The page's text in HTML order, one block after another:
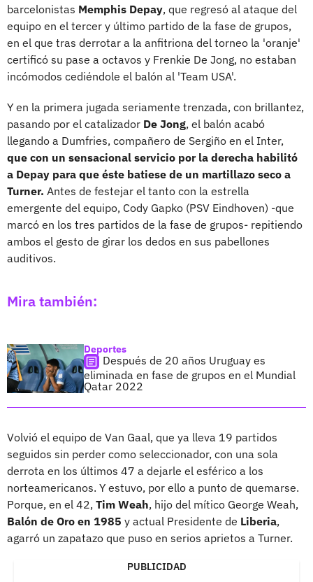
barcelonistas Memphis Depay, que regresó al ataque del
equipo en el tercer y último partido de la fase de grupos,
en el que tras derrotar a la anfitriona del torneo la 'oranje'
certificó su pase a octavos y Frenkie De Jong, no estaban
incómodos cediéndole el balón al 'Team USA'.
Y en la primera jugada seriamente trenzada, con brillantez,
pasando por el catalizador De Jong, el balón acabó
llegando a Dumfries, compañero de Sergiño en el Inter,
que con un sensacional servicio por la derecha habilitó
a Depay para que éste batiese de un martillazo seco a
Turner. Antes de festejar el tanto con la estrella
emergente del equipo, Cody Gapko (PSV Eindhoven) -que
marcó en los tres partidos de la fase de grupos- repitiendo
ambos el gesto de girar los dedos en sus pabellones
auditivos.
Mira también:
Deportes
Después de 20 años Uruguay es
eliminada en fase de grupos en el Mundial
Qatar 2022
Volvió el equipo de Van Gaal, que ya lleva 19 partidos
seguidos sin perder como seleccionador, con una sola
derrota en los últimos 47 a dejarle el esférico a los
norteamericanos. Y estuvo, por ello a punto de quemarse.
Porque, en el 42, Tim Weah, hijo del mítico George Weah,
Balón de Oro en 1985 y actual Presidente de Liberia,
agarró un zapatazo que puso en serios aprietos a Turner.
PUBLICIDAD